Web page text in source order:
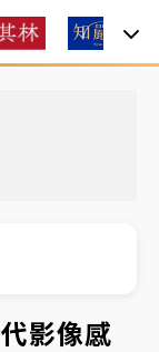
關禁閉」天
致歉：機會
影像感